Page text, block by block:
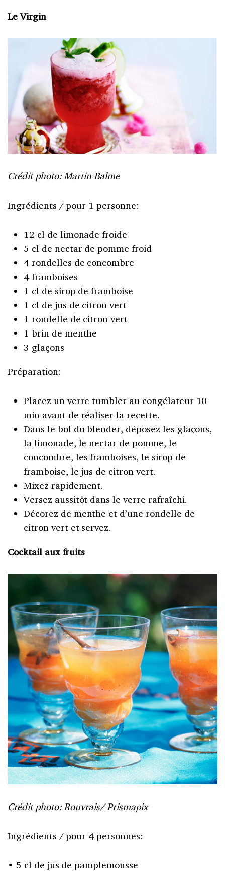
Le Virgin
Crédit photo: Martin Balme
Ingrédients / pour 1 personne:
12 cl de limonade froide
5 cl de nectar de pomme froid
4 rondelles de concombre
4 framboises
1 cl de sirop de framboise
1 cl de jus de citron vert
1 rondelle de citron vert
1 brin de menthe
3 glaçons
Préparation:
Placez un verre tumbler au congélateur 10
min avant de réaliser la recette.
Dans le bol du blender, déposez les glaçons,
la limonade, le nectar de pomme, le
concombre, les framboises, le sirop de
framboise, le jus de citron vert.
Mixez rapidement.
Versez aussitôt dans le verre rafraîchi.
Décorez de menthe et d’une rondelle de
citron vert et servez.
Cocktail aux fruits
Crédit photo: Rouvrais/ Prismapix
Ingrédients / pour 4 personnes:
• 5 cl de jus de pamplemousse